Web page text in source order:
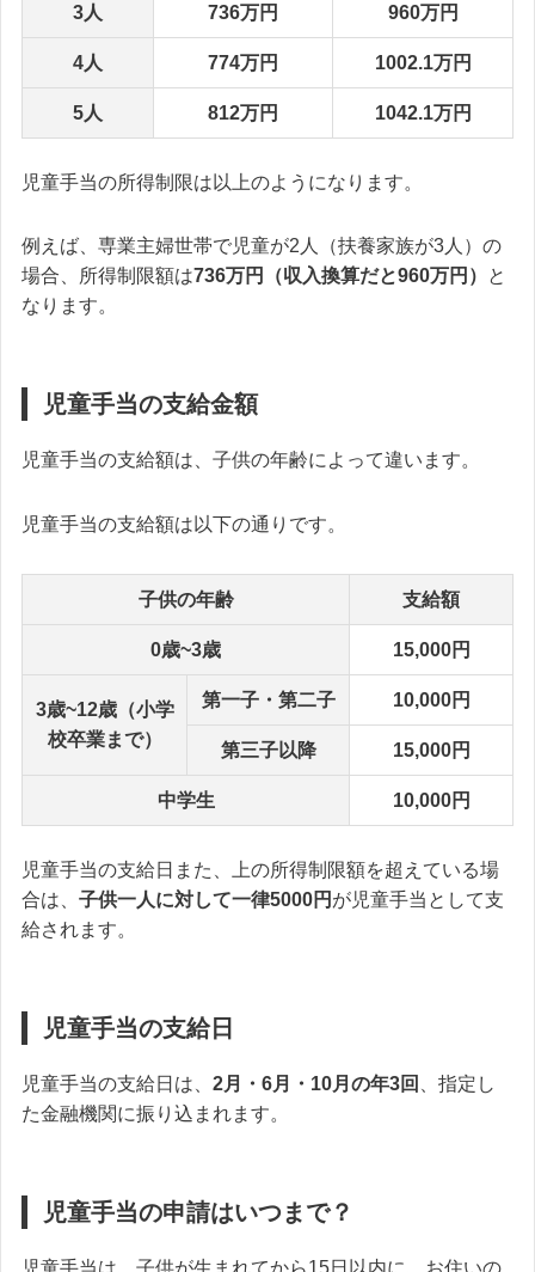
3人 736万円 960万円
4人 774万円 1002.1万円
5人 812万円 1042.1万円
児童手当の所得制限は以上のようになります。
例えば、専業主婦世帯で児童が2人（扶養家族が3人）の
場合、所得制限額は736万円（収入換算だと960万円）
と
なります。
児童手当の支給金額
児童手当の支給額は、子供の年齢によって違います。
児童手当の支給額は以下の通りです。
子供の年齢 支給額
0歳~3歳 15,000円
3歳~12歳（小学
校卒業まで）
第一子・第二子 10,000円
第三子以降 15,000円
中学生 10,000円
児童手当の支給日また、上の所得制限額を超えている場
合は、 子供一人に対して一律5000円 が児童手当として支
給されます。
児童手当の支給日
児童手当の支給日は、 2月・6月・10月の年3回
、指定し
た金融機関に振り込まれます。
児童手当の申請はいつまで？
児童手当は、 子供が生まれてから15日以内に、お住いの